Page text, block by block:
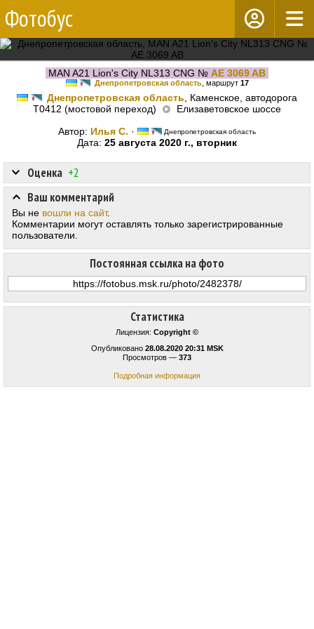
Фотобус
MAN A21 Lion's City NL313 CNG № AE 3069 AB
Днепропетровская область, маршрут 17
Днепропетровская область , Каменское, автодорога
Т0412 (мостовой переход)
Елизаветовское шоссе
Автор: Илья С. · Днепропетровская область
Дата: 25 августа 2020 г., вторник
Статистика
Лицензия: Copyright ©
Опубликовано 28.08.2020 20:31 MSK
Просмотров — 373
Подробная информация
Оценка +2
Постоянная ссылка на фото
Ваш комментарий
Вы не вошли на сайт.
Комментарии могут оставлять только зарегистрированные
пользователи.